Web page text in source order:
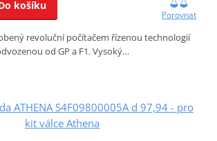
košíku
Porovnat
revoluční počítačem řízenou technologií
od GP a F1. Vysoký…
ATHENA S4F09800005A d 97,94 - pro
kit válce Athena